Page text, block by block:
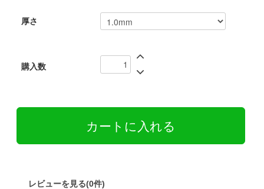
厚さ
購入数
レビューを見る(0件)